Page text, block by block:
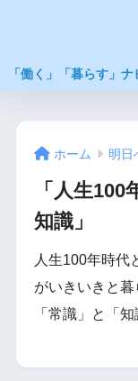
「働く」「暮らす」ナ
ホーム 明日
「人生
知識」
人生100年時代
がいきいきと
「常識」と「